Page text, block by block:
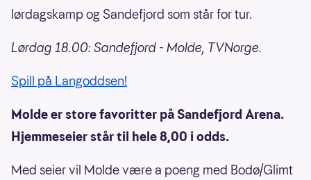
lørdagskamp og Sandefjord som står for tur.
Lørdag 18.00: Sandefjord - Molde, TVNorge.
Spill på Langoddsen!
Molde er store favoritter på Sandefjord Arena.
Hjemmeseier står til hele 8,00 i odds.
Med seier vil Molde være a poeng med Bodø/Glimt